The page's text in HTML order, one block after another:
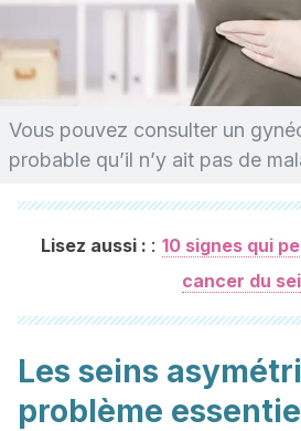
Vous pouvez consulter un
probable qu’il n’y ait pas de
Lisez aussi : : 10 signes qui
cancer du
Les seins
problème